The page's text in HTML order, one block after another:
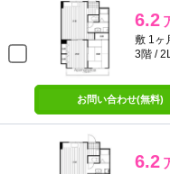
6.2
敷 1ヶ
3階 /
お問い合わせ(無料)
6.2